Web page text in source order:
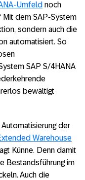
Umfeld noch
Mit dem SAP-System
sondern auch die
automatisiert. So
SAP S/4HANA
bewältigt
Automatisierung der
Warehouse
Künne. Denn damit
Bestandsführung im
Auch die